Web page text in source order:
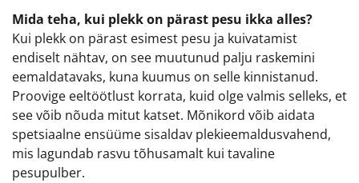
Mida teha, kui plekk on pärast pesu ikka alles?
Kui plekk on pärast esimest pesu ja kuivatamist
endiselt nähtav, on see muutunud palju raskemini
eemaldatavaks, kuna kuumus on selle kinnistanud.
Proovige eeltöötlust korrata, kuid olge valmis selleks, et
see võib nõuda mitut katset. Mõnikord võib aidata
spetsiaalne ensüüme sisaldav plekieemaldusvahend,
mis lagundab rasvu tõhusamalt kui tavaline
pesupulber.